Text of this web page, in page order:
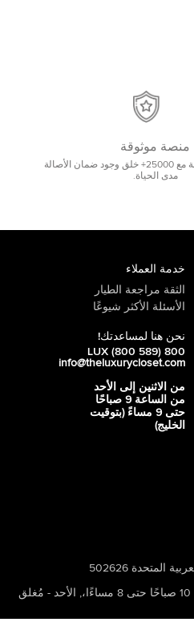
منصة موثوقة
صفيحة موثوقة وآمنة مع 25000+ خلق وجود ضمان الأصالة
مدى الحياة.
خدمة العملاء
الثقة مراجعة الطيار
الأسئلة الأكثر شيوعًا
نحن هنا لمساعدتك!
800 LUX (800 589)
info@theluxurycloset.com
من الاثنين إلى الأحد
من الساعة 9 صباحًا
حتى 9 مساءً (بتوقيت
الخليج)
, الأحد - مُغلق